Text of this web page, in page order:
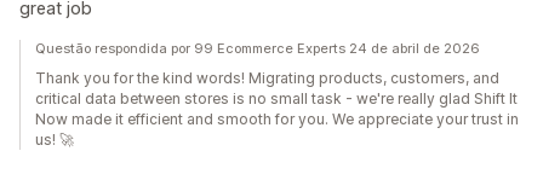
great job
Questão respondida por 99 Ecommerce Experts 24 de abril de 2026
Thank you for the kind words! Migrating products, customers, and
critical data between stores is no small task - we're really glad Shift It
Now made it efficient and smooth for you. We appreciate your trust in
us! 🚀